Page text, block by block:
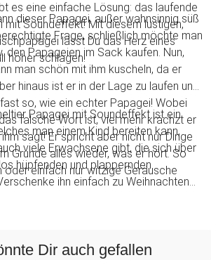
es eine einfache Lösung: das laufende
mit Soundeffekt! Mit diesem lustigen,
lässt Du das Herz eines
höher schlagen!
dieser Papagei, außer wahnsinnig süß
Frage, schließlich möchte man
den Papageien im Sack kaufen. Nun,
man schön mit ihm kuscheln, da er
hinaus ist er in der Lage zu laufen und
so, wie ein echter Papagei! Wobei
falsche Wort ist, viel mehr krächzt er
sagt! Er spricht aber nicht nur Dinge
Grunde alles wieder, was er hört. So
oder einfach nur witzige Geräusche
Papagei mit Soundeffekt ist ein
man einem Kind bereiten kann,
viele Erwachsene gibt, die sich über
hüpfenden und plappernden
ihn einfach zu Weihnachten
Er ist aber auch eine gute Antwort auf
Dir auch gefallen